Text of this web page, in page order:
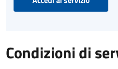
Condizioni di